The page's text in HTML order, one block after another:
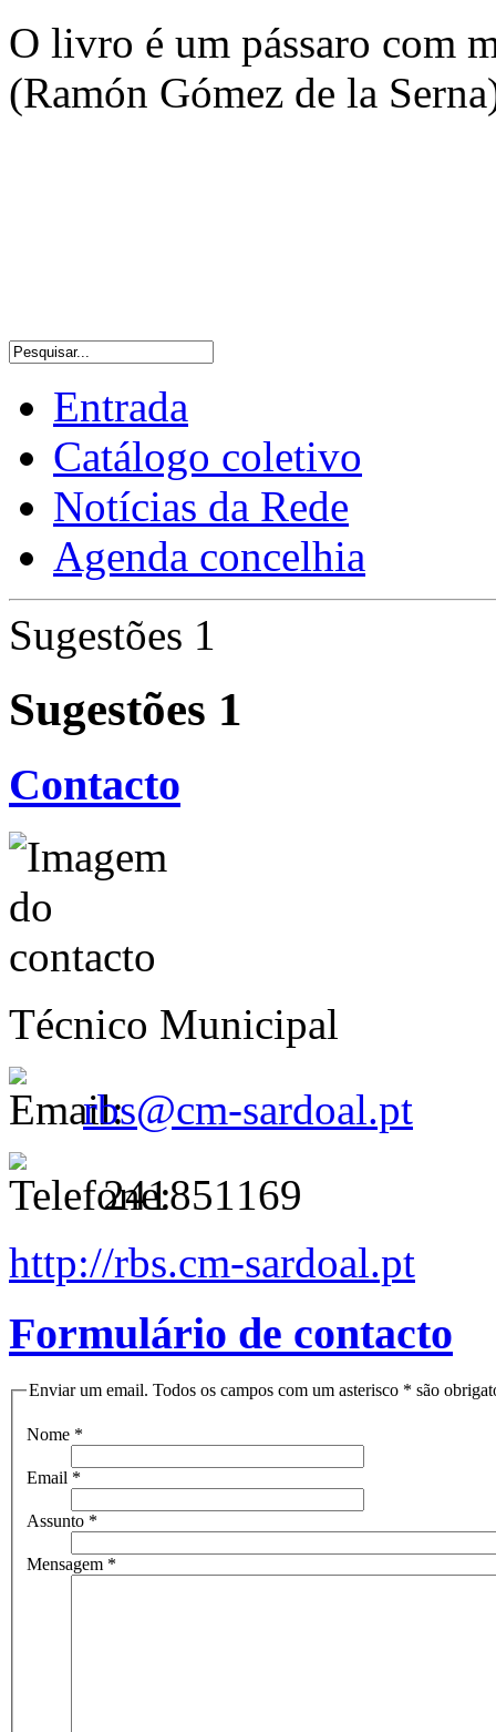
O livro é um pássaro com
(Ramón Gómez de la
Entrada
Catálogo coletivo
Notícias da Rede
Agenda concelhia
Sugestões 1
Sugestões 1
Contacto
Técnico Municipal
rbs@cm-sardoal.pt
241851169
http://rbs.cm-sardoal.pt
Formulário de contacto
Enviar um email. Todos os campos com um asterisco * são
Nome *
Email *
Assunto *
Mensagem *